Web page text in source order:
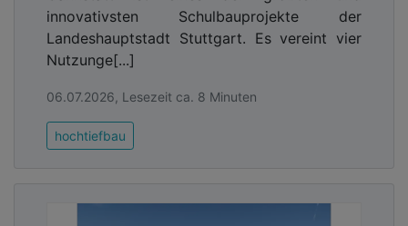
innovativsten Schulbauprojekte der
Landeshauptstadt Stuttgart. Es vereint vier
Nutzunge[...]
06.07.2026, Lesezeit ca. 8 Minuten
hochtiefbau